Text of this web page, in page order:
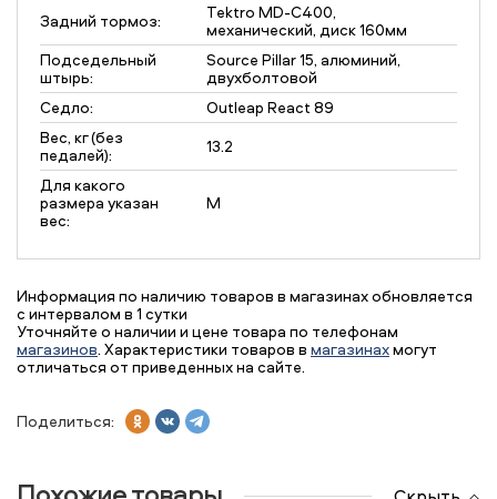
Задний тормоз:
Tektro MD-С400,
механический, диск 160мм
Подседельный
штырь:
Source Pillar 15, алюминий,
двухболтовой
Седло:
Outleap React 89
Вес, кг (без
педалей):
13.2
Для какого
размера указан
вес:
M
Информация по наличию товаров в магазинах обновляется
с интервалом в 1 сутки
Уточняйте о наличии и цене товара по телефонам
магазинов. Характеристики товаров в магазинахмогут
отличаться от приведенных на сайте.
Поделиться: